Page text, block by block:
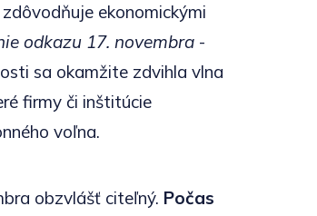
ekonomickými
odkazu 17. novembra -
sa okamžite zdvihla vlna
firmy či inštitúcie
voľna.
obzvlášť citeľný. Počas